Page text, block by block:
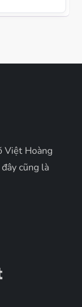
Việt Hoàng
cũng là